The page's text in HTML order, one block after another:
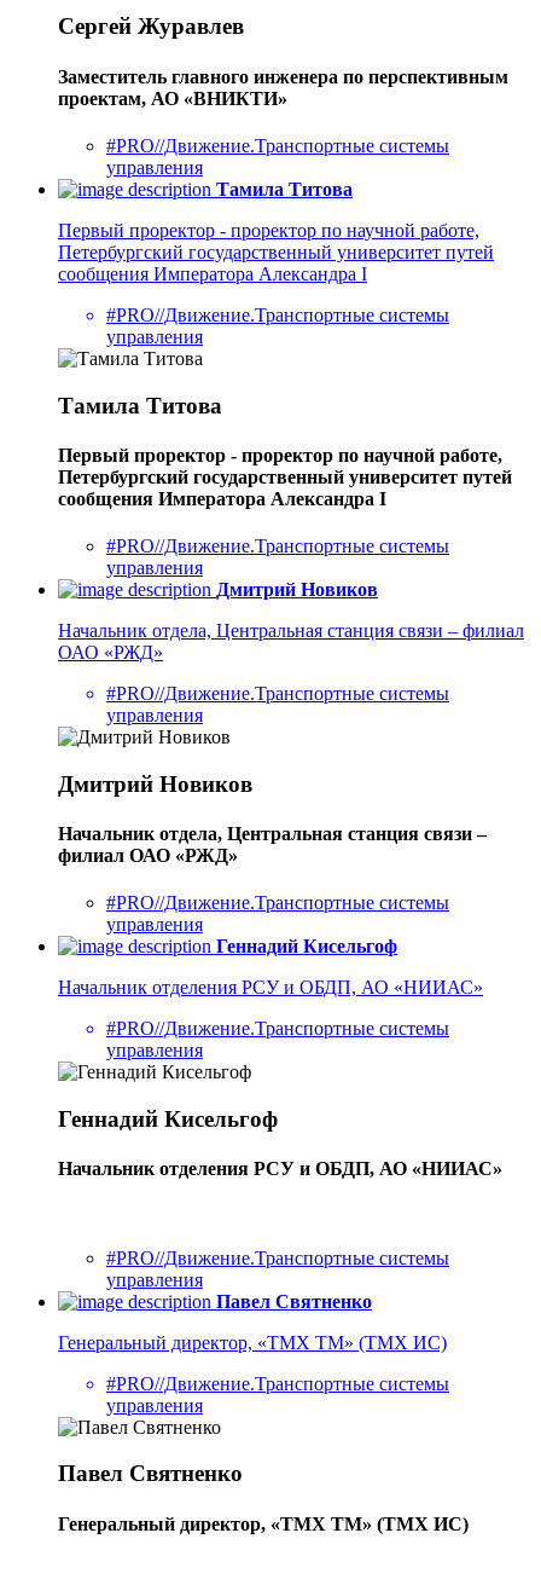
Сергей Журавлев
Заместитель главного инженера по перспективным
проектам, АО «ВНИКТИ»
#PRO//Движение.Транспортные системы
управления
Тамила Титова
Первый проректор - проректор по научной работе,
Петербургский государственный университет путей
сообщения Императора Александра I
#PRO//Движение.Транспортные системы
управления
Тамила Титова
Первый проректор - проректор по научной работе,
Петербургский государственный университет путей
сообщения Императора Александра I
#PRO//Движение.Транспортные системы
управления
Дмитрий Новиков
Начальник отдела, Центральная станция связи – филиал
ОАО «РЖД»
#PRO//Движение.Транспортные системы
управления
Дмитрий Новиков
Начальник отдела, Центральная станция связи –
филиал ОАО «РЖД»
#PRO//Движение.Транспортные системы
управления
Геннадий Кисельгоф
Начальник отделения РСУ и ОБДП, АО «НИИАС»
#PRO//Движение.Транспортные системы
управления
Геннадий Кисельгоф
Начальник отделения РСУ и ОБДП, АО «НИИАС»
#PRO//Движение.Транспортные системы
управления
Павел Святненко
Генеральный директор, «ТМХ ТМ» (ТМХ ИС)
#PRO//Движение.Транспортные системы
управления
Павел Святненко
Генеральный директор, «ТМХ ТМ» (ТМХ ИС)